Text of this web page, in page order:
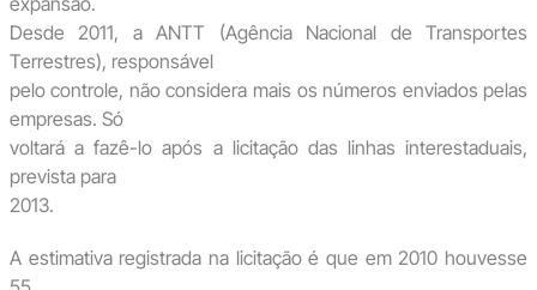
Desde 2011, a ANTT (Agência Nacional de Transportes
Terrestres), responsável
pelo controle, não considera mais os números enviados pelas
empresas. Só
voltará a fazê-lo após a licitação das linhas interestaduais,
prevista para
2013.
A estimativa registrada na licitação é que em 2010 houvesse